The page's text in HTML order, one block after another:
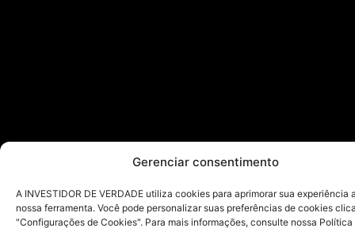
Gerenciar consentimento
A INVESTIDOR DE VERDADE utiliza cookies para aprimorar sua experiência
nossa ferramenta. Você pode personalizar suas preferências de cookies
"Configurações de Cookies". Para mais informações, consulte nossa Política